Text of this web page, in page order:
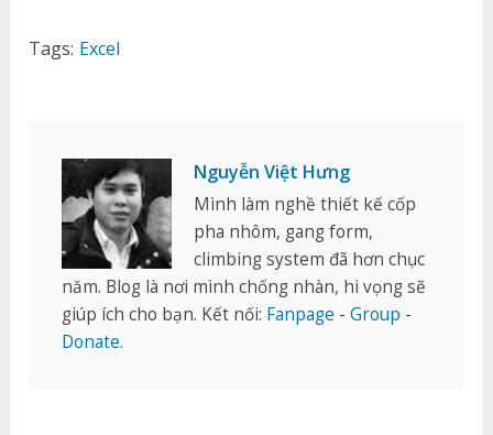
Tags: Excel
Nguyễn Việt Hưng
Mình làm nghề thiết kế cốp
pha nhôm, gang form,
climbing system đã hơn chục
năm. Blog là nơi mình chống nhàn, hi vọng sẽ
giúp ích cho bạn. Kết nối: Fanpage -Group -
Donate.